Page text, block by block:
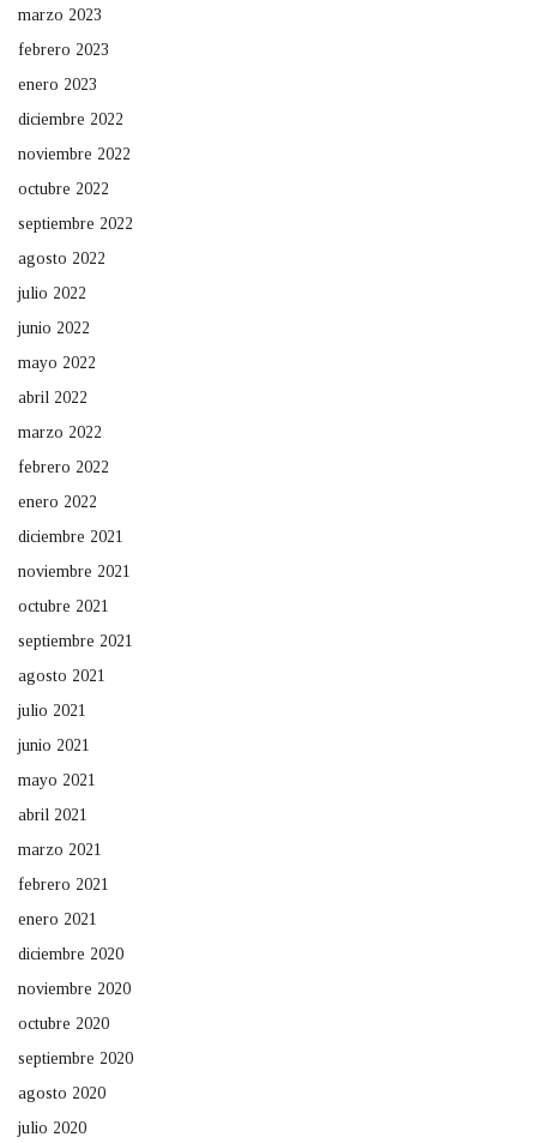
marzo 2023
febrero 2023
enero 2023
diciembre 2022
noviembre 2022
octubre 2022
septiembre 2022
agosto 2022
julio 2022
junio 2022
mayo 2022
abril 2022
marzo 2022
febrero 2022
enero 2022
diciembre 2021
noviembre 2021
octubre 2021
septiembre 2021
agosto 2021
julio 2021
junio 2021
mayo 2021
abril 2021
marzo 2021
febrero 2021
enero 2021
diciembre 2020
noviembre 2020
octubre 2020
septiembre 2020
agosto 2020
julio 2020